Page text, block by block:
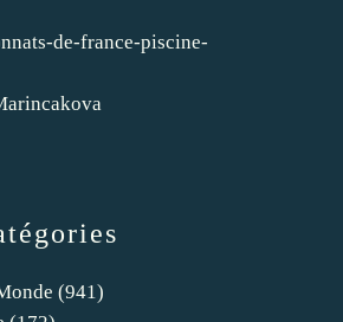
(941)
de-france-piscine-